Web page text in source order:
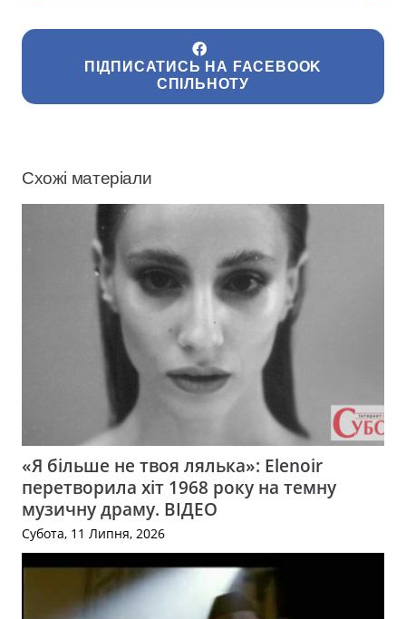
ПІДПИСАТИСЬ НА FACEBOOK
СПІЛЬНОТУ
Схожі матеріали
«Я більше не твоя лялька»: Elenoir
перетворила хіт 1968 року на темну
музичну драму. ВІДЕО
Субота, 11 Липня, 2026